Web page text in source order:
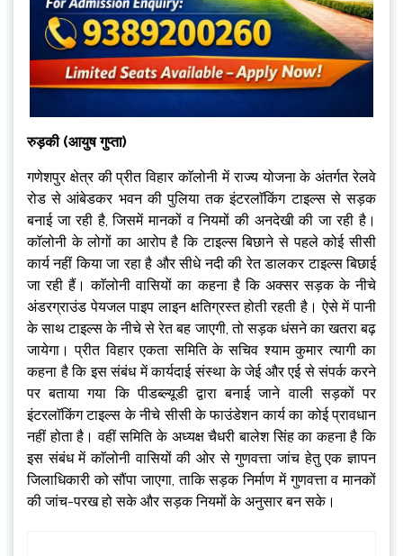
रुड़की (आयुष गुप्ता)
गणेशपुर क्षेत्र की प्रीत विहार काॅलोनी में राज्य योजना के अंतर्गत रेलवे
रोड से आंबेडकर भवन की पुलिया तक इंटरलाॅकिंग टाइल्स से सड़क
बनाई जा रही है, जिसमें मानकों व नियमों की अनदेखी की जा रही है।
काॅलोनी के लोगों का आरोप है कि टाइल्स बिछाने से पहले कोई सीसी
कार्य नहीं किया जा रहा है और सीधे नदी की रेत डालकर टाइल्स बिछाई
जा रही हैं। काॅलोनी वासियों का कहना है कि अक्सर सड़क के नीचे
अंडरग्राउंड पेयजल पाइप लाइन क्षतिग्रस्त होती रहती है। ऐसे में पानी
के साथ टाइल्स के नीचे से रेत बह जाएगी, तो सड़क धंसने का खतरा बढ़
जायेगा। प्रीत विहार एकता समिति के सचिव श्याम कुमार त्यागी का
कहना है कि इस संबंध में कार्यदाई संस्था के जेई और एई से संपर्क करने
पर बताया गया कि पीडब्ल्यूडी द्वारा बनाई जाने वाली सड़कों पर
इंटरलाॅकिंग टाइल्स के नीचे सीसी के फाउंडेशन कार्य का कोई प्रावधान
नहीं होता है। वहीं समिति के अध्यक्ष चैधरी बालेश सिंह का कहना है कि
इस संबंध में काॅलोनी वासियों की ओर से गुणवत्ता जांच हेतु एक ज्ञापन
जिलाधिकारी को सौंपा जाएगा, ताकि सड़क निर्माण में गुणवत्ता व मानकों
की जांच-परख हो सके और सड़क नियमों के अनुसार बन सके।